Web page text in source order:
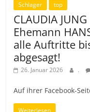
Schlager top
CLAUDIA JUNG
Ehemann
alle Auftritte
abgesagt!
26. Januar 2026 .
Auf ihrer Facebook-